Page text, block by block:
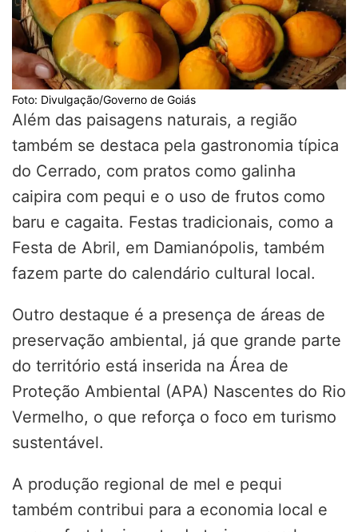
Foto: Divulgação/Governo de Goiás
Além das paisagens naturais, a região
também se destaca pela gastronomia típica
do Cerrado, com pratos como galinha
caipira com pequi e o uso de frutos como
baru e cagaita. Festas tradicionais, como a
Festa de Abril, em Damianópolis, também
fazem parte do calendário cultural local.
Outro destaque é a presença de áreas de
preservação ambiental, já que grande parte
do território está inserida na Área de
Proteção Ambiental (APA) Nascentes do Rio
Vermelho, o que reforça o foco em turismo
sustentável.
A produção regional de mel e pequi
também contribui para a economia local e